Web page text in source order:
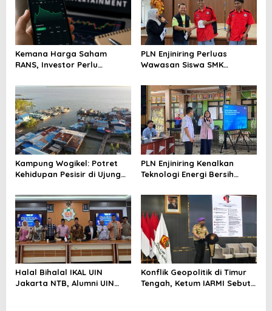
Kemana Harga Saham
RANS, Investor Perlu
Menghindari Spekulasi
Berlebihan
PLN Enjiniring Perluas
Wawasan Siswa SMK
Perubahan Iklim
Kampung Wogikel: Potret
Kehidupan Pesisir di Ujung
Bertahan di Tengah
Keterbatasan
PLN Enjiniring Kenalkan
Teknologi Energi Bersih
Halal Bihalal IKAL UIN
Jakarta NTB, Alumni UIN
Konflik Geopolitik di Timur
Tengah, Ketum IARMI Sebut